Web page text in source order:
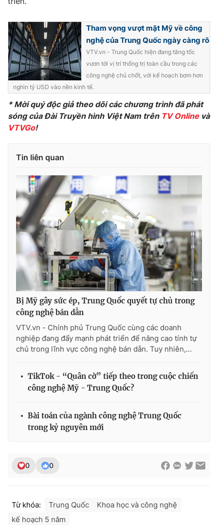
Ðiện thoại Thời báo VTV:
Liên hệ quảng cáo:024-7300.7108
thuận bằng văn bản. Ghi rõ nguồn VTV.vn khi phát hành lại
thông tin từ website này.
Tham vọng vượt mặt Mỹ về công
nghệ của Trung Quốc ngày càng rõ
VTV.vn - Trung Quốc hiện đang tăng tốc
vươn tới vị trí thống trị toàn cầu trong các
công nghệ chủ chốt, với kế hoạch bơm hơn
nghìn tỷ USD vào nền kinh tế.
* Mời quý độc giả theo dõi các chương trình đã phát
sóng của Đài Truyền hình Việt Nam trên TV Onlinevà
VTVGo!
Tin liên quan
Bị Mỹ gây sức ép, Trung Quốc quyết tự chủ trong
công nghệ bán dẫn
VTV.vn - Chính phủ Trung Quốc cùng các doanh
nghiệp đang đẩy mạnh phát triển để nâng cao tính tự
chủ trong lĩnh vực công nghệ bán dẫn. Tuy nhiên,...
TikTok - “Quân cờ” tiếp theo trong cuộc chiến
công nghệ Mỹ - Trung Quốc?
Bài toán của ngành công nghệ Trung Quốc
trong kỷ nguyên mới
0 0
Từ khóa: Trung Quốc
Khoa học và công nghệ
kế hoạch 5 năm